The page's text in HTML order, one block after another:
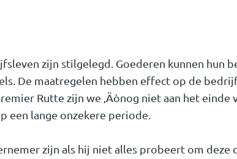
zijn stilgelegd. Goederen kunnen hun
De maatregelen hebben effect op de
Rutte zijn we ‚Äònog niet aan het einde
een lange onzekere periode.
zijn als hij niet alles probeert om deze